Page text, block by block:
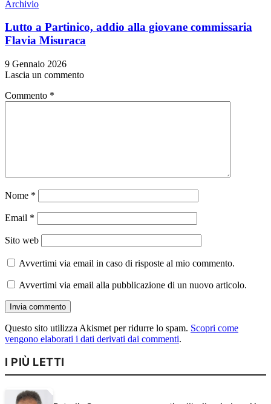
Archivio
Lutto a Partinico, addio alla giovane commissaria
Flavia Misuraca
9 Gennaio 2026
Lascia un commento
Commento *
Nome *
Email *
Sito web
Avvertimi via email in caso di risposte al mio commento.
Avvertimi via email alla pubblicazione di un nuovo articolo.
Questo sito utilizza Akismet per ridurre lo spam. Scopri come
vengono elaborati i dati derivati dai commenti.
I PIÙ LETTI